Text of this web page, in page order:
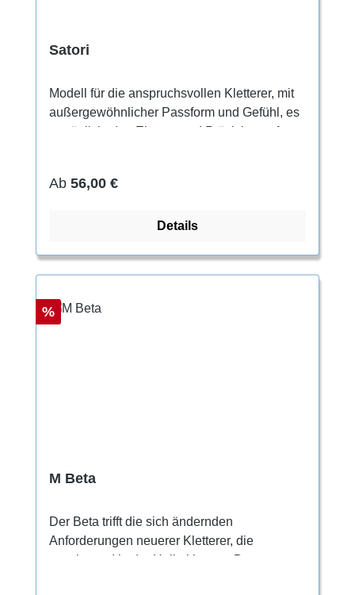
Satori
Modell für die anspruchsvollen Kletterer, mit
außergewöhnlicher Passform und Gefühl, es
ermöglicht den Einsatz und Präzision auf
Verschlusssystem aus Klettverschluss. In
Maximale Anpassung dank der Technologie
im Zehenbereich.
Regulärer Preis:
Ab 56,00 €
Details
Rabatt
%
M Beta
Der Beta ​trifft die sich ändernden
Anforderungen neuerer Kletterer, die
vorwiegend in der Halle klettern. Der